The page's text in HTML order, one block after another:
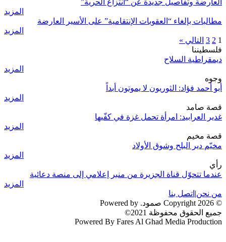
المزيد
مطالبات بإلغاء “العقوبات الإنتقامية” على الأسير العارضة
المزيد
1
2
3 التالي »
فلسطيننا
ديمقراطية السلاح
المزيد
وجوه
أبو أحمد فؤاد: الثوريون لا يموتون أبداً
المزيد
قصة صامد
غدير العرابيد: امرأة تحمل غزة في كفّيها
المزيد
قصة مخيم
مخيّم دير البلح وشوق الأولاد
المزيد
رأي
عندما تتحوّل قناة الجزيرة من منبر إعلامي إلى منصة دعائية
المزيد
من نحن| اتصل بنا
© 2026 Copyright صمود. Powered by
جميع الحقوق محفوظة 2021©
Powered By Fares Al Ghad Media Production